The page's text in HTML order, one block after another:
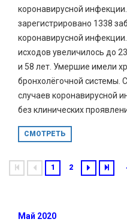
коронавирусной
зарегистрировано 1338
коронавирусной
исходов увеличилось до
и 58 лет. Умершие имели
бронхолёгочной
случаев коронавирусной
без клинических
СМОТРЕТЬ
1 2
Май 2020